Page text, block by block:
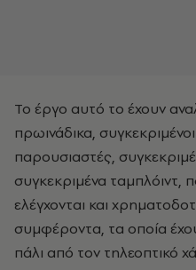
Το έργο αυτό το έχουν
πρωινάδικα,
παρουσιαστές,
συγκεκριμένα
ελέγχονται και
συμφέροντα, τα οποία
πάλι από τον τηλεοπτικό